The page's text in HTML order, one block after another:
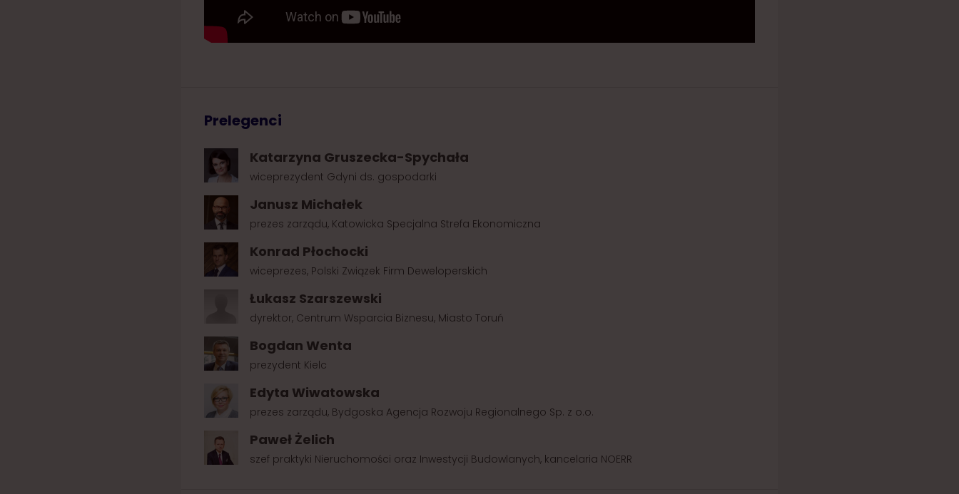
Prelegenci
Katarzyna Gruszecka-Spychała
wiceprezydent Gdyni ds. gospodarki
Janusz Michałek
prezes zarządu, Katowicka Specjalna Strefa Ekonomiczna
Konrad Płochocki
wiceprezes, Polski Związek Firm Deweloperskich
Łukasz Szarszewski
dyrektor, Centrum Wsparcia Biznesu, Miasto Toruń
Bogdan Wenta
prezydent Kielc
Edyta Wiwatowska
prezes zarządu, Bydgoska Agencja Rozwoju Regionalnego Sp. z o.o.
Paweł Żelich
szef praktyki Nieruchomości oraz Inwestycji Budowlanych, kancelaria NOERR